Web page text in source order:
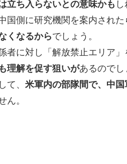
立ち入らないとの意味かも
国側に研究機関を案内された
くなるからでしょう。
者に対し「解放禁止エリア
理解を促す狙いがあるのでし
て、 米軍内の部隊間で、中
ん。